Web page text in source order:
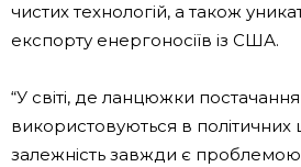
чистих технологій, а також
експорту енергоносіїв із США.
“У світі, де ланцюжки постачання
використовуються в політичних
залежність завжди є